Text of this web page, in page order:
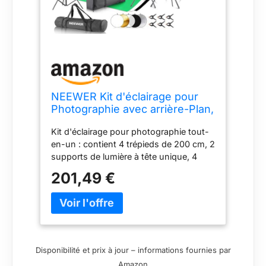
NEEWER Kit d'éclairage pour
Photographie avec arrière-Plan,
5700 K, 800 W, équivalent 24
W, Abat-Jour LED 24 W, lumière
Continue, réflecteur de lumière
de 60 cm
Kit d'éclairage pour photographie tout-
en-un : contient 4 trépieds de 200 cm, 2
supports de lumière à tête unique, 4
de 84 cm, 2 boîtes à lumière (60 x 60
cm), 3 toiles de fond en polyester.
(noir/blanc/vert) 6 pinces de fond, 1
(2,6 x 3 m), 1 sac de transport pour
201,49 €
Disponibilité et prix à jour – informations fournies par
Amazon